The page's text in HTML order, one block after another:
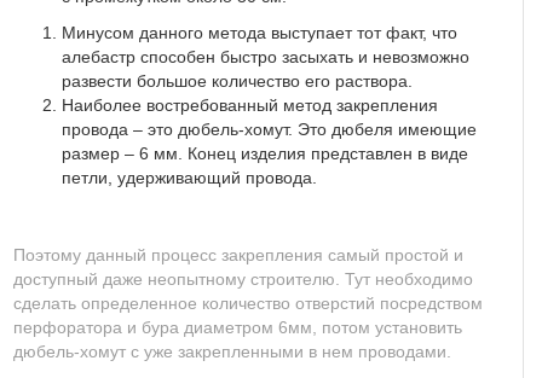
Минусом данного метода выступает тот факт, что
алебастр способен быстро засыхать и невозможно
развести большое количество его раствора.
Наиболее востребованный метод закрепления
провода – это дюбель-хомут. Это дюбеля имеющие
размер – 6 мм. Конец изделия представлен в виде
петли, удерживающий провода.
Поэтому данный процесс закрепления самый простой и
доступный даже неопытному строителю. Тут необходимо
сделать определенное количество отверстий посредством
перфоратора и бура диаметром 6мм, потом установить
дюбель-хомут с уже закрепленными в нем проводами.